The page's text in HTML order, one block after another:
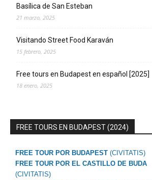
Basílica de San Esteban
21 marzo, 2025
Visitando Street Food Karaván
15 febrero, 2025
Free tours en Budapest en español [2025]
18 enero, 2025
FREE TOURS EN BUDAPEST (2024)
FREE TOUR POR BUDAPEST (CIVITATIS)
FREE TOUR POR EL CASTILLO DE BUDA
(CIVITATIS)